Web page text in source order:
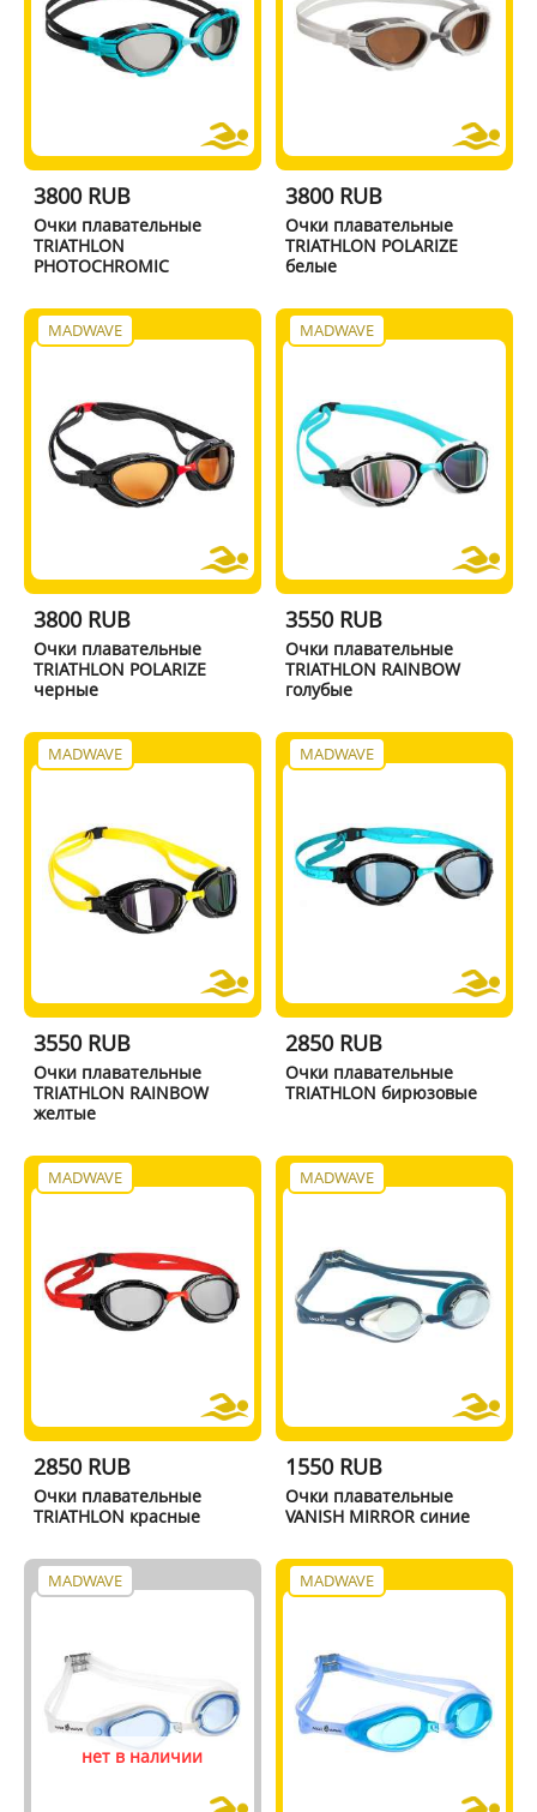
3800 RUB
Очки плавательные
TRIATHLON
PHOTOCHROMIC
3800 RUB
Очки плавательные
TRIATHLON POLARIZE
белые
MADWAVE
3800 RUB
Очки плавательные
TRIATHLON POLARIZE
черные
MADWAVE
3550 RUB
Очки плавательные
TRIATHLON RAINBOW
голубые
MADWAVE
3550 RUB
Очки плавательные
TRIATHLON RAINBOW
желтые
MADWAVE
2850 RUB
Очки плавательные
TRIATHLON бирюзовые
MADWAVE
2850 RUB
Очки плавательные
TRIATHLON красные
MADWAVE
1550 RUB
Очки плавательные
VANISH MIRROR синие
MADWAVE
нет в наличии
MADWAVE